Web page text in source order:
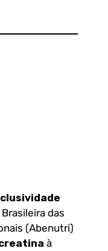
das
(Abenutri)
à